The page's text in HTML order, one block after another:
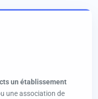
un établissement
une association de